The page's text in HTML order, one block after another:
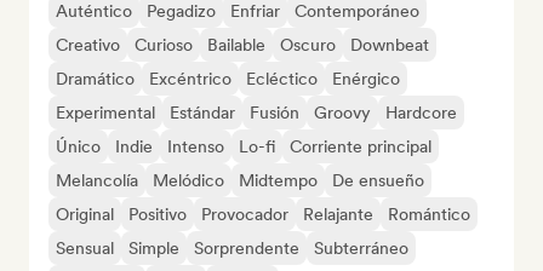
Auténtico Pegadizo Enfriar
Contemporáneo
Creativo
Curioso Bailable Oscuro
Downbeat
Dramático
Excéntrico Ecléctico
Enérgico
Experimental
Estándar Fusión Groovy
Hardcore
Único
Indie Intenso Lo-fi
Corriente principal
Melancolía
Melódico Midtempo
De ensueño
Original
Positivo Provocador Relajante
Romántico
Sensual
Simple Sorprendente
Subterráneo